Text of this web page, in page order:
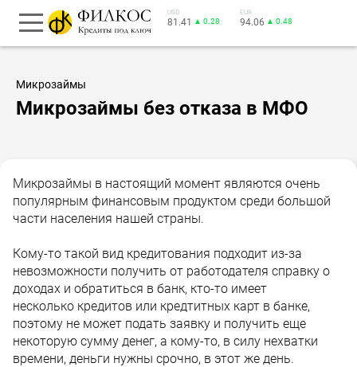
USD
81.41 ▲ 0.28
EUR
94.06 ▲ 0.48
Микрозаймы
Микрозаймы без отказа в МФО
Микрозаймы в настоящий момент являются очень
популярным финансовым продуктом среди большой
части населения нашей страны.
Кому-то такой вид кредитования подходит из-за
невозможности получить от работодателя справку о
доходах и обратиться в банк, кто-то имеет
несколько кредитов или кредтитных карт в банке,
поэтому не может подать заявку и получить еще
некоторую сумму денег, а кому-то, в силу нехватки
времени, деньги нужны срочно, в этот же день.